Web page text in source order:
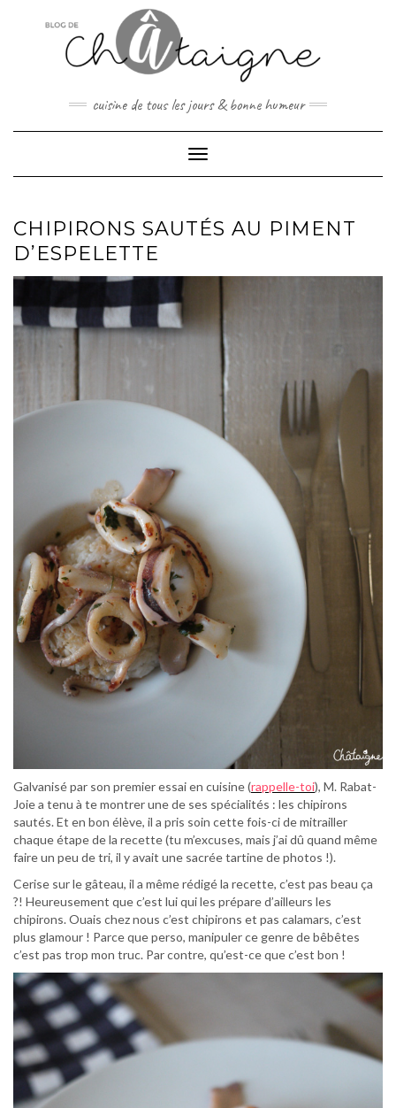
cuisine de tous les jours & bonne humeur
Toggle Navigation
CHIPIRONS SAUTÉS AU PIMENT
D’ESPELETTE
Galvanisé par son premier essai en cuisine (rappelle-toi), M. Rabat-
Joie a tenu à te montrer une de ses spécialités : les chipirons
sautés. Et en bon élève, il a pris soin cette fois-ci de mitrailler
chaque étape de la recette (tu m’excuses, mais j’ai dû quand même
faire un peu de tri, il y avait une sacrée tartine de photos !).
Cerise sur le gâteau, il a même rédigé la recette, c’est pas beau ça
?! Heureusement que c’est lui qui les prépare d’ailleurs les
chipirons. Ouais chez nous c’est chipirons et pas calamars, c’est
plus glamour ! Parce que perso, manipuler ce genre de bêbêtes
c’est pas trop mon truc. Par contre, qu’est-ce que c’est bon !